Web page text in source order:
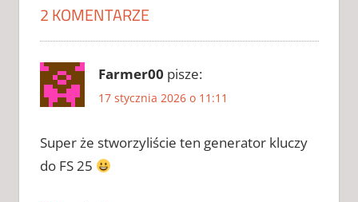
25
SIMULATOR
25 2026
CRACK DO
SIMULATOR
CHOMIKUJ
2 KOMENTARZE
Farmer00 pisze:
17 stycznia 2026 o 11:11
Super że stworzyliście ten generator kluczy
do FS 25